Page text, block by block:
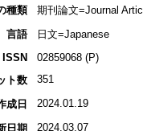
種類
期刊論文=Journal
言語
日文=Japanese
ISSN
02859068 (P)
ト数
351
成日 2024.01.19
日期 2024.03.07